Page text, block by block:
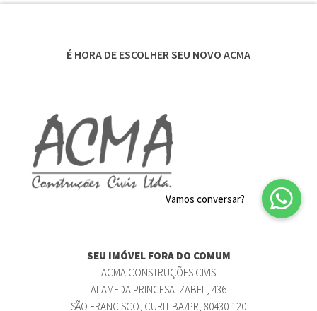
É HORA DE ESCOLHER SEU NOVO ACMA
SEU IMÓVEL FORA DO COMUM
ACMA CONSTRUÇÕES CIVIS
ALAMEDA PRINCESA IZABEL, 436
SÃO FRANCISCO, CURITIBA/PR, 80430-120